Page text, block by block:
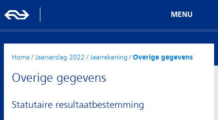
MENU
Home/ Jaarverslag 2022 / Jaarrekening /Overige gegevens
Overige gegevens
Statutaire resultaatbestemming